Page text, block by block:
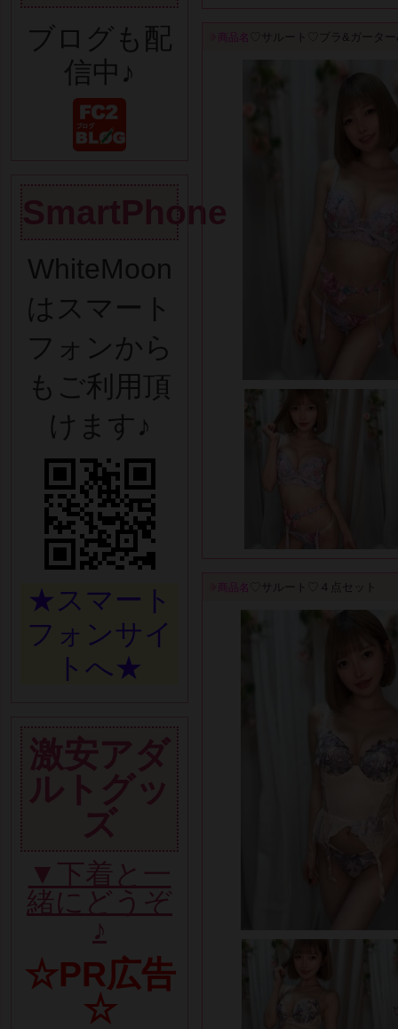
ブログも配
信中♪
SmartPhone
WhiteMoon
はスマート
フォンから
もご利用頂
けます♪
★スマート
フォンサイ
トへ★
激安アダ
ルトグッ
ズ
▼下着と一
緒にどうぞ
♪
☆PR広告
☆
商品名 ♡サルート♡ブラ&ガータ
商品名 ♡サルート♡４点セット